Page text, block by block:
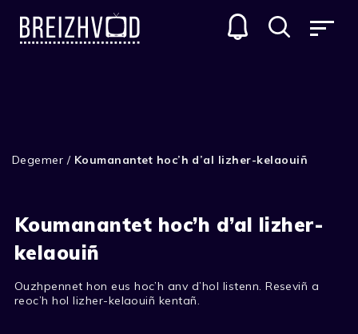
Degemer / Koumanantet hoc’h d’al lizher-kelaouiñ
Koumanantet hoc’h d’al lizher-
kelaouiñ
Ouzhpennet hon eus hoc’h anv d’hol listenn. Reseviñ a
reoc’h hol lizher-kelaouiñ kentañ.